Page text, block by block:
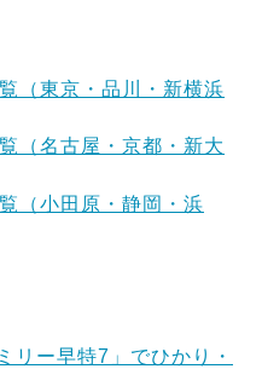
（東京・品川・新横浜
（名古屋・京都・新大
（小田原・静岡・浜
リー早特7」でひかり・